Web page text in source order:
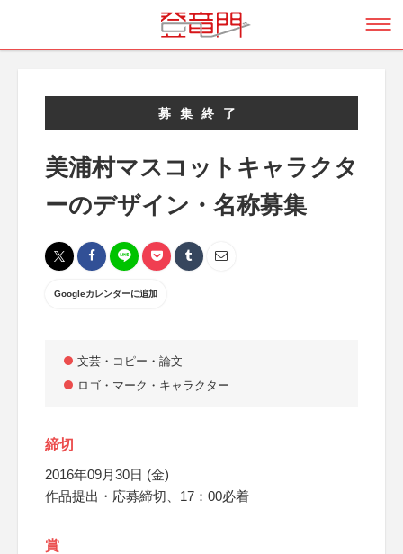
募集終了
美浦村マスコットキャラクタ
ーのデザイン・名称募集
Googleカレンダーに追加
文芸・コピー・論文
ロゴ・マーク・キャラクター
締切
2016年09月30日 (金)
作品提出・応募締切、17：00必着
賞